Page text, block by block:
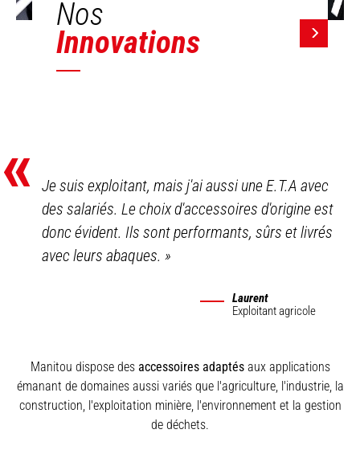
Nos
Innovations
«
Je suis exploitant, mais j'ai aussi une E.T.A avec
des salariés. Le choix d'accessoires d'origine est
donc évident. Ils sont performants, sûrs et livrés
avec leurs abaques.»
Laurent
Exploitant agricole
Manitou dispose des accessoires adaptésaux applications
émanant de domaines aussi variés que l'agriculture, l'industrie, la
construction, l'exploitation minière, l'environnement et la gestion
de déchets.